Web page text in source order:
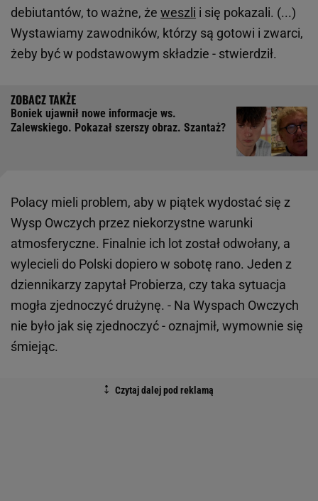
debiutantów, to ważne, że weszli i się pokazali. (...)
Wystawiamy zawodników, którzy są gotowi i zwarci,
żeby być w podstawowym składzie - stwierdził.
Boniek ujawnił nowe informacje ws.
Zalewskiego. Pokazał szerszy obraz. Szantaż?
Polacy mieli problem, aby w piątek wydostać się z
Wysp Owczych przez niekorzystne warunki
atmosferyczne. Finalnie ich lot został odwołany, a
wylecieli do Polski dopiero w sobotę rano. Jeden z
dziennikarzy zapytał Probierza, czy taka sytuacja
mogła zjednoczyć drużynę. - Na Wyspach Owczych
nie było jak się zjednoczyć - oznajmił, wymownie się
śmiejąc.